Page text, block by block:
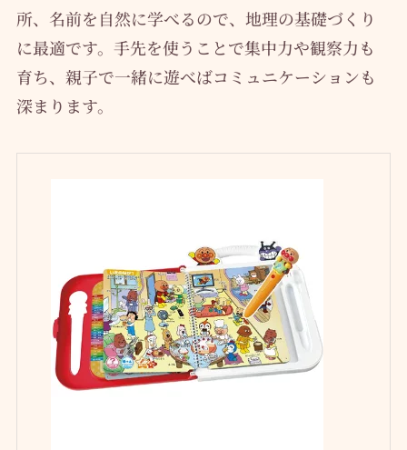
所、名前を自然に学べるので、地理の基礎づくり
に最適です。手先を使うことで集中力や観察力も
育ち、親子で一緒に遊べばコミュニケーションも
深まります。